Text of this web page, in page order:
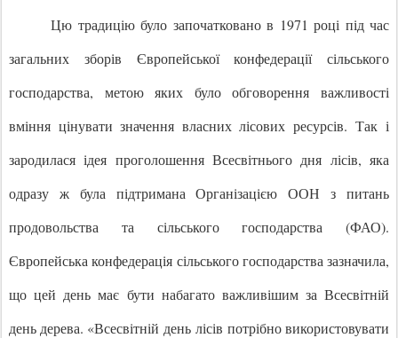
Цю традицію було започатковано в 1971 році під час
загальних зборів Європейської конфедерації сільського
господарства, метою яких було обговорення важливості
вміння цінувати значення власних лісових ресурсів. Так і
зародилася ідея проголошення Всесвітнього дня лісів, яка
одразу ж була підтримана Організацією ООН з питань
продовольства та сільського господарства (ФАО).
Європейська конфедерація сільського господарства зазначила,
що цей день має бути набагато важливішим за Всесвітній
день дерева. «Всесвітній день лісів потрібно використовувати